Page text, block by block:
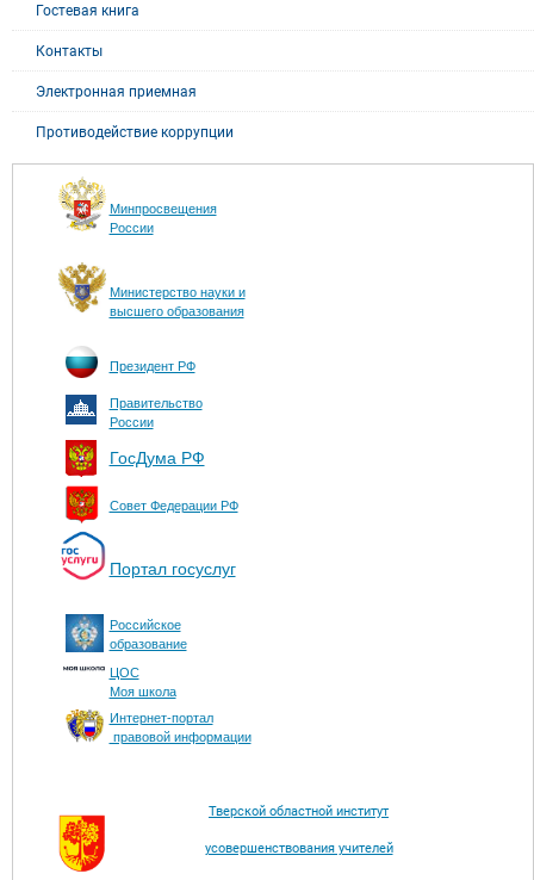
Гостевая книга
Контакты
Электронная приемная
Противодействие коррупции
Минпросвещения
России
Министерство науки и
высшего образования
Президент РФ
Правительство
России
ГосДума РФ
Совет Федерации РФ
Портал госуслуг
Российское
образование
ЦОС
Моя школа
Интернет-портал
правовой информации
Тверской областной институт
усовершенствования учителей